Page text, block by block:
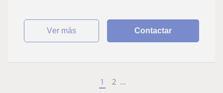
ver más Contactar
1 2 ...